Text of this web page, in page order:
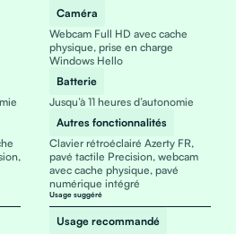
Caméra
Webcam Full HD avec cache
physique, prise en charge
Windows Hello
Batterie
Jusqu’à 11 heures d’autonomie
Autres fonctionnalités
Clavier rétroéclairé Azerty FR,
pavé tactile Precision, webcam
avec cache physique, pavé
numérique intégré
Usage suggéré
Usage recommandé